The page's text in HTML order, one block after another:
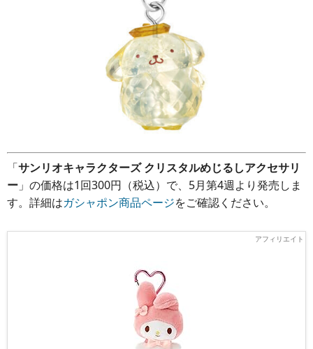
「サンリオキャラクターズ クリスタルめじるしアクセサリ
ー 」の価格は1回300円（税込）で、5月第4週より発売しま
す。詳細はガシャポン商品ページをご確認ください。